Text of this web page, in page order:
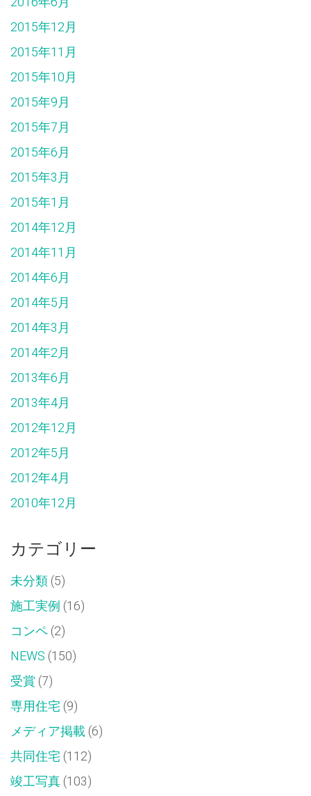
2015年12月
2015年11月
2015年10月
2015年9月
2015年7月
2015年6月
2015年3月
2015年1月
2014年12月
2014年11月
2014年6月
2014年5月
2014年3月
2014年2月
2013年6月
2013年4月
2012年12月
2012年5月
2012年4月
2010年12月
カテゴリー
未分類(5)
施工実例(16)
コンペ(2)
NEWS(150)
受賞(7)
専用住宅(9)
メディア掲載(6)
共同住宅(112)
竣工写真(103)